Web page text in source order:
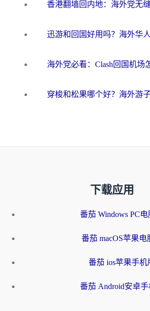
下载应用
番茄 Windows PC电
番茄 macOS苹果电
番茄 ios苹果手机
番茄 Android安卓手